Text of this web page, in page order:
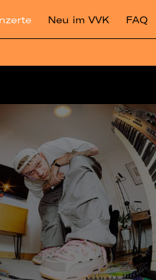
Neu im VVK FAQ